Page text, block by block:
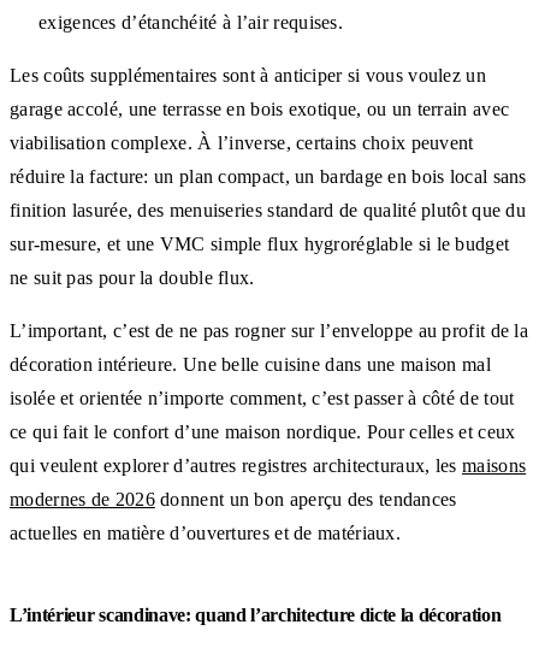
exigences d’étanchéité à l’air requises.
Les coûts supplémentaires sont à anticiper si vous voulez un
garage accolé, une terrasse en bois exotique, ou un terrain avec
viabilisation complexe. À l’inverse, certains choix peuvent
réduire la facture: un plan compact, un bardage en bois local sans
finition lasurée, des menuiseries standard de qualité plutôt que du
sur-mesure, et une VMC simple flux hygroréglable si le budget
ne suit pas pour la double flux.
L’important, c’est de ne pas rogner sur l’enveloppe au profit de la
décoration intérieure. Une belle cuisine dans une maison mal
isolée et orientée n’importe comment, c’est passer à côté de tout
ce qui fait le confort d’une maison nordique. Pour celles et ceux
qui veulent explorer d’autres registres architecturaux, les maisons
modernes de 2026donnent un bon aperçu des tendances
actuelles en matière d’ouvertures et de matériaux.
L’intérieur scandinave: quand l’architecture dicte la décoration